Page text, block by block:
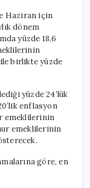
Haziran için
dönem
yüzde 18,6
birlikte yüzde
yüzde 24’lük
enflasyon
emeklilerinin
emeklilerinin
göre, en